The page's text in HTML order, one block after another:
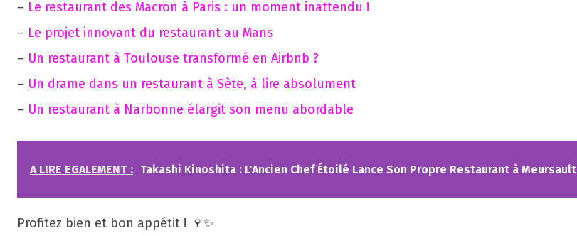
– Le restaurant des Macron à Paris : un moment inattendu !
– Le projet innovant du restaurant au Mans
– Un restaurant à Toulouse transformé en Airbnb ?
– Un drame dans un restaurant à Sète, à lire absolument
– Un restaurant à Narbonne élargit son menu abordable
A LIRE EGALEMENT : Takashi Kinoshita : L'Ancien Chef Étoilé Lance Son Propre Restaurant à Meursault
Profitez bien et bon appétit ! 🍷✨